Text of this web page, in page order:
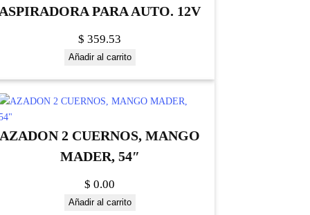
PARA AUTO. 12V
$ 359.53
Añadir al carrito
AZADON 2 CUERNOS, MANGO
MADER, 54″
$ 0.00
Añadir al carrito